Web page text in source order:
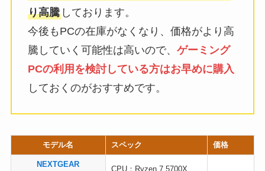
り高騰しております。
今後もPCの在庫がなくなり、価格がより高
騰していく可能性は高いので、 ゲーミング
PCの利用を検討している方はお早めに購入
しておくのがおすすめです。
モデル名 スペック 価格
NEXTGEAR